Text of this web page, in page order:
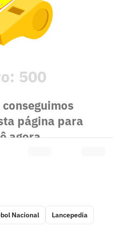
Nacional Lancepedia